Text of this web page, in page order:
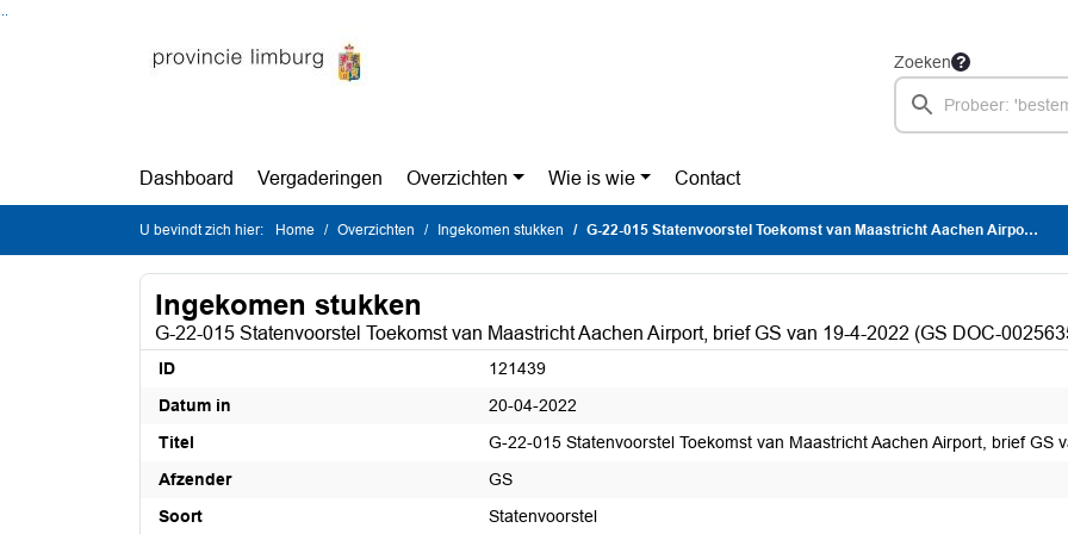
Zoeken
Dashboard Vergaderingen Overzichten Wie is wie Contact
U bevindt zich hier: Home Overzichten Ingekomen stukken G-22-015 Statenvoorstel Toekomst van Maastricht Aachen Airport, brief GS van 19-4-2022 (GS DOC-00256351)
Ingekomen stukken
G-22-015 Statenvoorstel Toekomst van Maastricht Aachen Airport, brief GS van 19-4-2022 (GS DOC-
ID
121439
Datum in
20-04-2022
Titel
G-22-015 Statenvoorstel Toekomst van Maastricht Aachen Airport, brief GS
Afzender
GS
Soort
Statenvoorstel